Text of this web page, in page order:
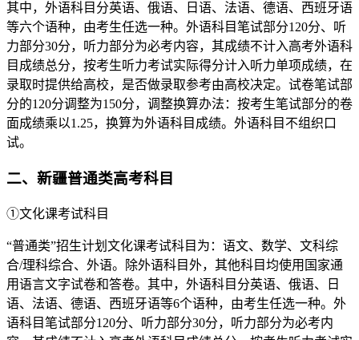
其中，外语科目分英语、俄语、日语、法语、德语、西班牙语
等六个语种，由考生任选一种。外语科目笔试部分120分、听
力部分30分，听力部分为必考内容，其成绩不计入高考外语科
目成绩总分，按考生听力考试实际得分计入听力单项成绩，在
录取时提供给高校，是否做录取参考由高校决定。试卷笔试部
分的120分调整为150分，调整换算办法：按考生笔试部分的卷
面成绩乘以1.25，换算为外语科目成绩。外语科目不组织口
试。
二、新疆普通类高考科目
①文化课考试科目
“普通类”招生计划文化课考试科目为：语文、数学、文科综
合/理科综合、外语。除外语科目外，其他科目均使用国家通
用语言文字试卷和答卷。其中，外语科目分英语、俄语、日
语、法语、德语、西班牙语等6个语种，由考生任选一种。外
语科目笔试部分120分、听力部分30分，听力部分为必考内